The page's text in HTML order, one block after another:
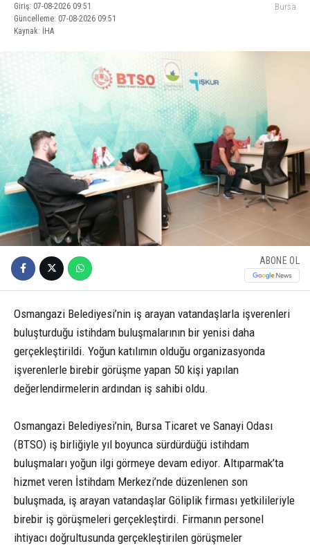
Giriş: 07-08-2026 09:51
Güncelleme: 07-08-2026 09:51
Kaynak: İHA
Bursa
ABONE OL
Osmangazi Belediyesi’nin iş arayan vatandaşlarla işverenleri
buluşturduğu istihdam buluşmalarının bir yenisi daha
gerçekleştirildi. Yoğun katılımın olduğu organizasyonda
işverenlerle birebir görüşme yapan 50 kişi yapılan
değerlendirmelerin ardından iş sahibi oldu.
Osmangazi Belediyesi’nin, Bursa Ticaret ve Sanayi Odası
(BTSO) iş birliğiyle yıl boyunca sürdürdüğü istihdam
buluşmaları yoğun ilgi görmeye devam ediyor. Altıparmak’ta
hizmet veren İstihdam Merkezi’nde düzenlenen son
buluşmada, iş arayan vatandaşlar Göliplik firması yetkilileriyle
birebir iş görüşmeleri gerçekleştirdi. Firmanın personel
ihtiyacı doğrultusunda gerçekleştirilen görüşmeler